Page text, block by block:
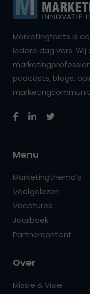
Marketingfacts is
iedere dag vers.
podcasts, blogs,
Menu
Marketingthema’s
Veelgelezen
Vacatures
Jaarboek
Partnercontent
Over
Missie & Visie